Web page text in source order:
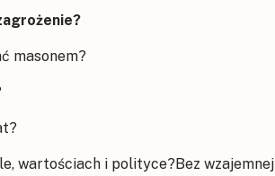
masonem?
wartościach i polityce?Bez wzajemnej